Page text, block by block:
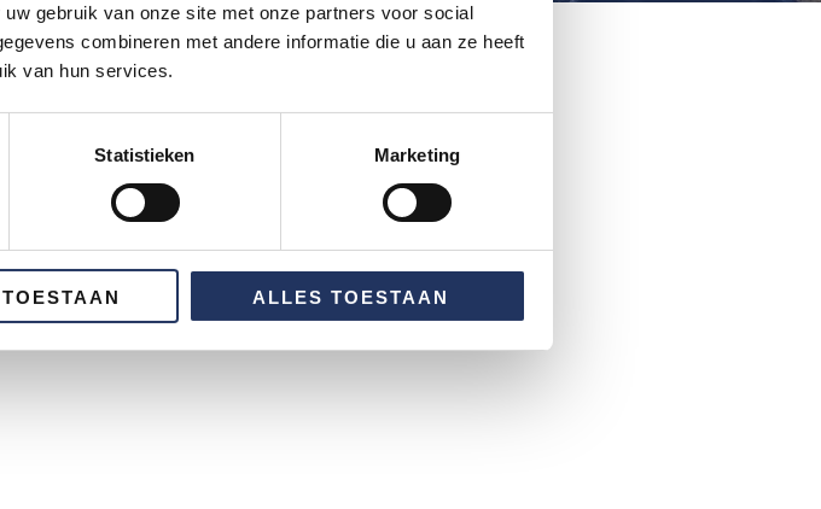
gebruik van onze site met onze partners voor social
combineren met andere informatie die u aan ze heeft
van hun services.
Statistieken Marketing
ALLES TOESTAAN